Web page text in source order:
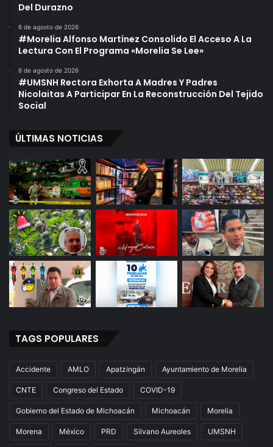
Del Durazno
6 de agosto de 2026
#Morelia Alfonso Martínez Consolido El Acceso A La
Lectura Con El Programa «Morelia Se Lee»
6 de agosto de 2026
#UMSNH Rectora Exhorta A Madres Y Padres
Nicolaitas A Participar En La Reconstrucción Del Tejido
Social
ÚLTIMAS NOTICIAS
TAGS POPULARES
Accidente AMLO Apatzingán Ayuntamiento de Morelia
CNTE Congreso del Estado COVID-19
Gobierno del Estado de Michoacán Michoacán Morelia
Morena México PRD Silvano Aureoles UMSNH